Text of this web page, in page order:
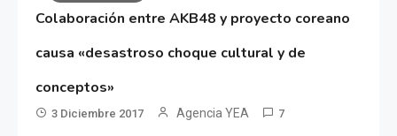
Colaboración entre AKB48 y proyecto coreano
causa «desastroso choque cultural y de
conceptos»
3 Diciembre 2017 Agencia YEA 7